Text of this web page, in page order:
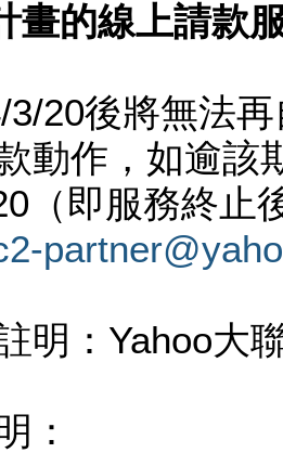
畫的線上請款
3/20後將無法
動作，如逾該
（即服務終止
明：Yahoo大
：